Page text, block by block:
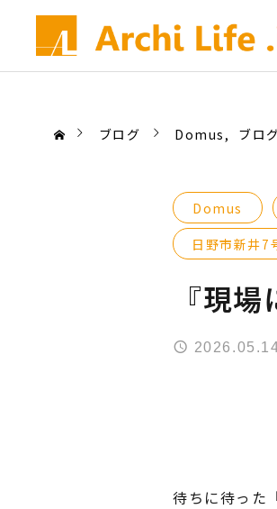
ブログ Domus ブロ
Domus
日野市新井7
『現
待ちに待った